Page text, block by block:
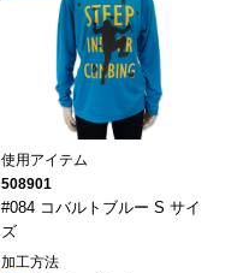
使用アイテム
508901
#084 コバルトブルー S サイ
ズ
加工方法